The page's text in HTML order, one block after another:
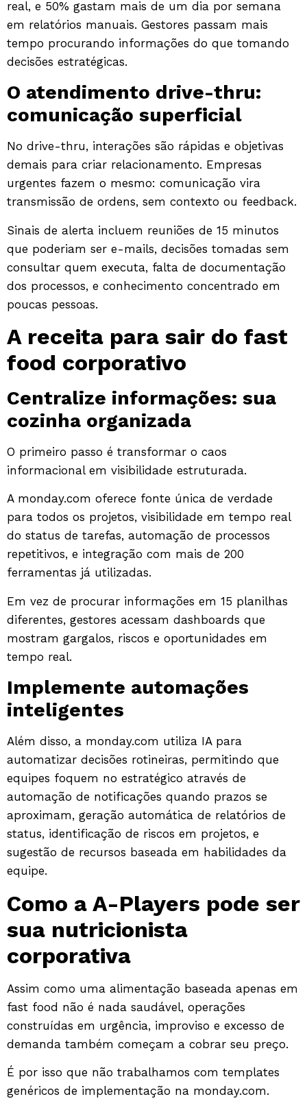
real, e 50% gastam mais de um dia por semana
em relatórios manuais. Gestores passam mais
tempo procurando informações do que tomando
decisões estratégicas.
O atendimento drive-thru:
comunicação superficial
No drive-thru, interações são rápidas e objetivas
demais para criar relacionamento. Empresas
urgentes fazem o mesmo: comunicação vira
transmissão de ordens, sem contexto ou feedback.
Sinais de alerta incluem reuniões de 15 minutos
que poderiam ser e-mails, decisões tomadas sem
consultar quem executa, falta de documentação
dos processos, e conhecimento concentrado em
poucas pessoas.
A receita para sair do fast
food corporativo
Centralize informações: sua
cozinha organizada
O primeiro passo é transformar o caos
informacional em visibilidade estruturada.
A monday.com oferece fonte única de verdade
para todos os projetos, visibilidade em tempo real
do status de tarefas, automação de processos
repetitivos, e integração com mais de 200
ferramentas já utilizadas.
Em vez de procurar informações em 15 planilhas
diferentes, gestores acessam dashboards que
mostram gargalos, riscos e oportunidades em
tempo real.
Implemente automações
inteligentes
Além disso, a monday.com utiliza IA para
automatizar decisões rotineiras, permitindo que
equipes foquem no estratégico através de
automação de notificações quando prazos se
aproximam, geração automática de relatórios de
status, identificação de riscos em projetos, e
sugestão de recursos baseada em habilidades da
equipe.
Como a A-Players pode ser
sua nutricionista
corporativa
Assim como uma alimentação baseada apenas em
fast food não é nada saudável, operações
construídas em urgência, improviso e excesso de
demanda também começam a cobrar seu preço.
É por isso que não trabalhamos com templates
genéricos de implementação na monday.com.